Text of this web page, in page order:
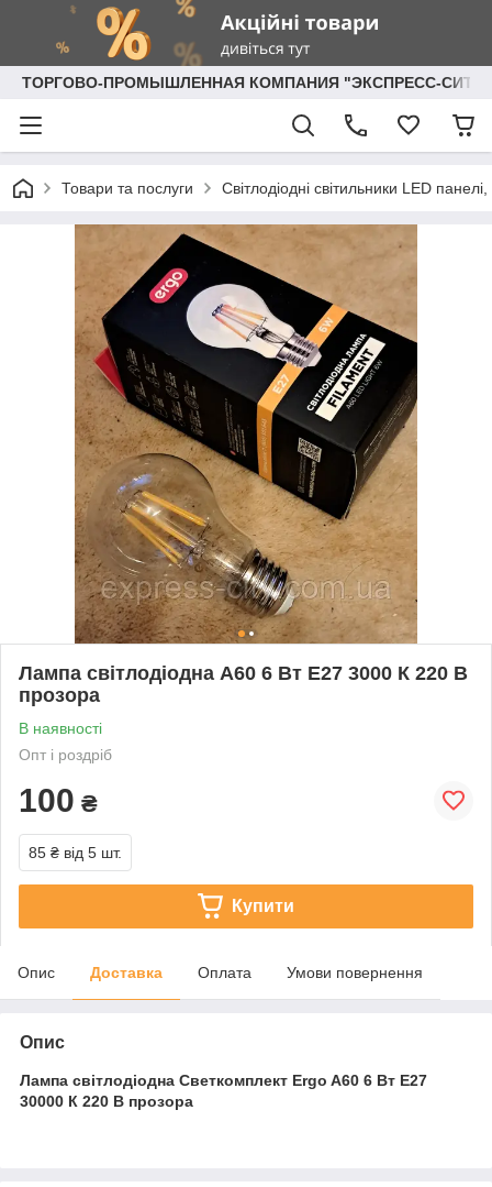
ТОРГОВО-ПРОМЫШЛЕННАЯ КОМПАНИЯ "ЭКСПРЕСС-СИТИ"
Товари та послуги Світлодіодні світильники LED
Лампа світлодіодна A60 6 Вт E27 3000 К 220 В
прозора
В наявності
Опт і роздріб
100 ₴
85 ₴ від 5 шт.
Купити
Опис Доставка Оплата Умови повернення
Опис
Лампа світлодіодна Светкомплект Ergo A60 6 Вт E27
30000 К 220 В прозора